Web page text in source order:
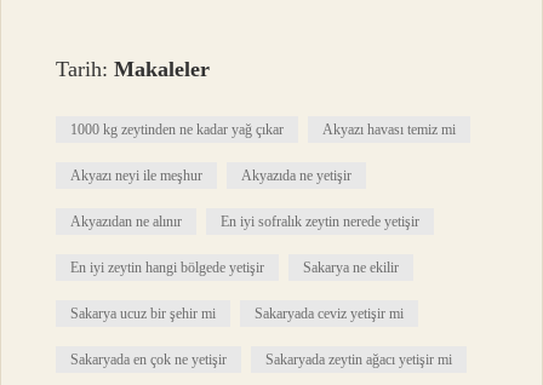
Tarih:Makaleler
1000 kg zeytinden ne kadar yağ çıkar Akyazı havası temiz mi
Akyazı neyi ile meşhur Akyazıda ne yetişir
Akyazıdan ne alınır En iyi sofralık zeytin nerede yetişir
En iyi zeytin hangi bölgede yetişir Sakarya ne ekilir
Sakarya ucuz bir şehir mi Sakaryada ceviz yetişir mi
Sakaryada en çok ne yetişir Sakaryada zeytin ağacı yetişir mi